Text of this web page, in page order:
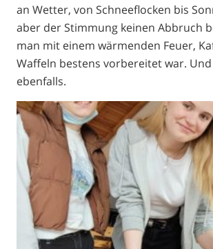
an Wetter, von Schneeflocken bis
aber der Stimmung keinen Abbruch
man mit einem wärmenden Feuer,
Waffeln bestens vorbereitet war.
ebenfalls.